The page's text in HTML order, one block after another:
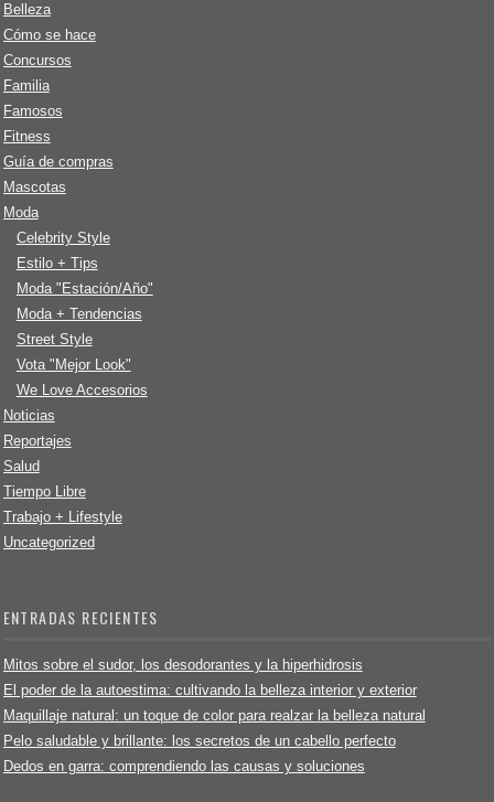
Belleza
Cómo se hace
Concursos
Familia
Famosos
Fitness
Guía de compras
Mascotas
Moda
Celebrity Style
Estilo + Tips
Moda "Estación/Año"
Moda + Tendencias
Street Style
Vota "Mejor Look"
We Love Accesorios
Noticias
Reportajes
Salud
Tiempo Libre
Trabajo + Lifestyle
Uncategorized
ENTRADAS RECIENTES
Mitos sobre el sudor, los desodorantes y la hiperhidrosis
El poder de la autoestima: cultivando la belleza interior y exterior
Maquillaje natural: un toque de color para realzar la belleza natural
Pelo saludable y brillante: los secretos de un cabello perfecto
Dedos en garra: comprendiendo las causas y soluciones